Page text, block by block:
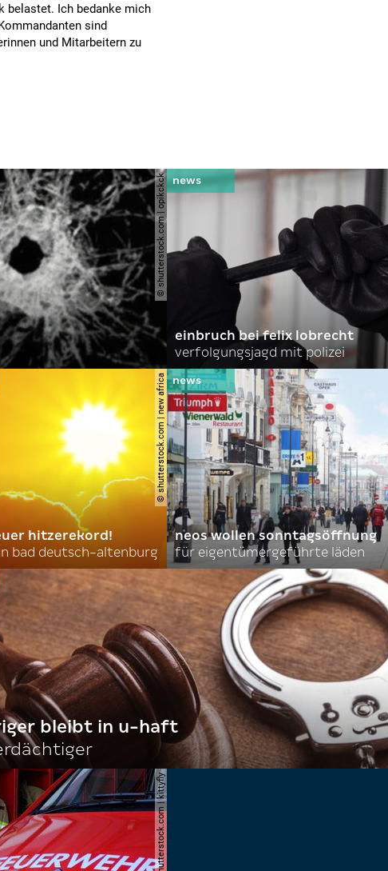
belastet. Ich bedanke mich
sind
und Mitarbeitern zu
© shutterstock.com | opikckck
einbruch bei felix lobrecht
verfolgungsjagd mit polizei
© shutterstock.com | new africa
hitzerekord!
bad deutsch-altenburg
neos wollen sonntagsöffnung
für eigentümergeführte läden
bleibt in u-haft
© shutterstock.com | kittyfly